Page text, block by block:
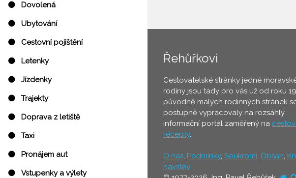
⚫ Dovolená
⚫ Ubytování
⚫ Cestovní pojištění
⚫ Letenky
⚫ Jízdenky
⚫ Trajekty
⚫ Doprava z letiště
⚫ Taxi
⚫ Pronájem aut
⚫ Vstupenky a výlety
Řehůřkovi
Cestovatelské stránky jedné
rodiny jsou tady pro vás už od roku
původně malých rodinných stránek
postupně vypracovaly na rozsáhlý
informační portál zaměřený na
recepty.
O nás, Podmínky, Soukromí, Obsah,
návštěv